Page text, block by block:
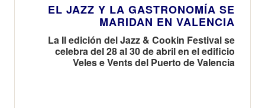
EL JAZZ Y LA GASTRONOMÍA SE
MARIDAN EN VALENCIA
La II edición del Jazz & Cookin Festival se
celebra del 28 al 30 de abril en el edificio
Veles e Vents del Puerto de Valencia